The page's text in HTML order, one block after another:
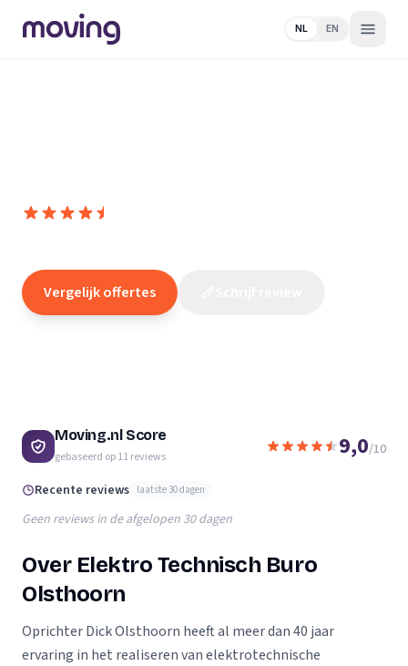
NL EN
Vergelijk offertes
Moving.nl Score
gebaseerd op11reviews 9,0/10
Recente reviews laatste 30 dagen
Geen reviews in de afgelopen 30 dagen
Over Elektro Technisch Buro
Olsthoorn
Oprichter Dick Olsthoorn heeft al meer dan 40 jaar
ervaring in het realiseren van elektrotechnische